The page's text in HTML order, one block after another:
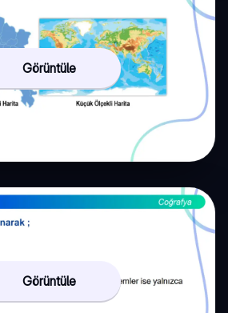
Görüntüle
Görüntüle